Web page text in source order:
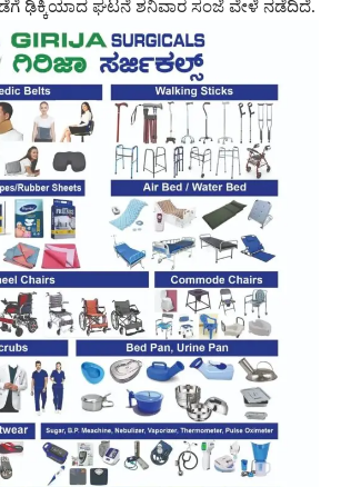
ಢಿಕ್ಕಿಯಾದ ಘಟನೆ ಶನಿವಾರ ಸಂಜೆ ವೇಳೆ ನಡೆದಿದೆ.